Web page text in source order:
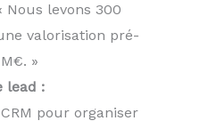
Nous levons 300
valorisation pré-
»
lead :
pour organiser